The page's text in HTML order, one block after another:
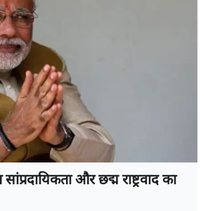
और छद्म राष्ट्रवाद का